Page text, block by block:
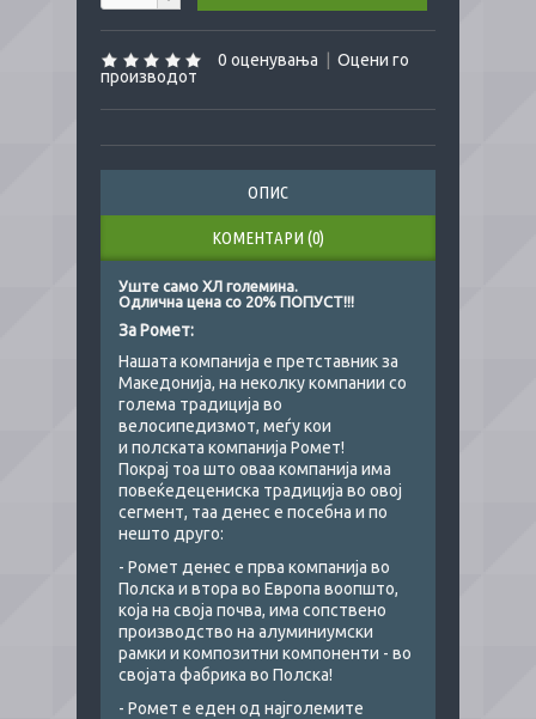
0 оценувања
Оцени го
производот
ОПИС
КОМЕНТАРИ (0)
Уште само ХЛ големина.
Одлична цена со 20% ПОПУСТ!!!
За Ромет:
Нашата компанија е претставник за
Македонија, на неколку компании со
голема традиција во
велосипедизмот, меѓу кои
и полската компанија Ромет!
Покрај тоа што оваа компанија има
повеќедецениска традиција во овој
сегмент, таа денес е посебна и по
нешто друго:
- Ромет денес е прва компанија во
Полска и втора во Европа воопшто,
која на своја почва, има сопствено
производство на алуминиумски
рамки и композитни компоненти - во
својата фабрика во Полска!
- Ромет е еден од најголемите